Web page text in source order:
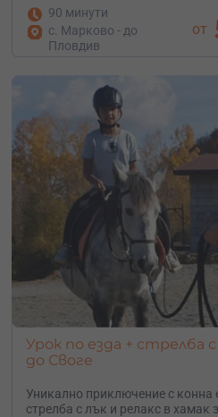
90 минути
с. Марково - до
Пловдив
от
Урок по езда + стрелба с
до Своге
Уникално приключение с конна
стрелба с лък и релакс в хамак